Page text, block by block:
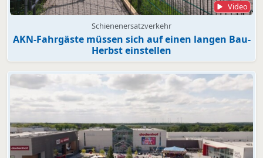
Video
Schienenersatzverkehr
AKN-Fahrgäste müssen sich auf einen langen Bau-
Herbst einstellen